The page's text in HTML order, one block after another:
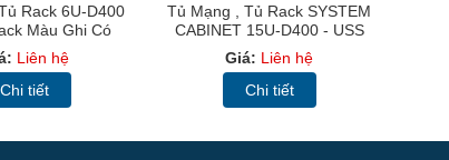
Rack 6U-D400
Màu Ghi Có
Xe Để Sàn
Liên hệ
Chi tiết
Tủ Mạng , Tủ Rack SYSTEM
CABINET 15U-D400 - USS
Rack 15U400
Giá: Liên hệ
Chi tiết